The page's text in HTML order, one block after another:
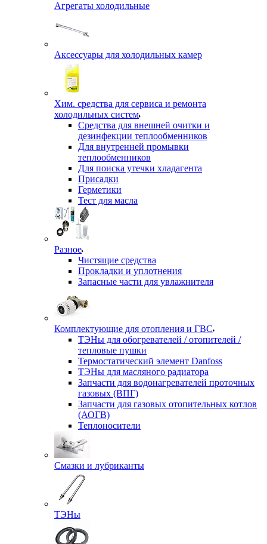
Агрегаты холодильные
Аксессуары для холодильных камер
Хим. средства для сервиса и ремонта
холодильных систем
Средства для внешней очитки и
дезинфекции теплообменников
Для внутренней промывки
теплообменников
Для поиска утечки хладагента
Присадки
Герметики
Тест для масла
Разное
Чистящие средства
Прокладки и уплотнения
Запасные части для увлажнителя
Комплектующие для отопления и ГВС
ТЭНы для обогревателей / отопителей /
тепловые пушки
Термостатический элемент Danfoss
ТЭНы для масляного радиатора
Запчасти для водонагревателей проточных
газовых (ВПГ)
Запчасти для газовых отопительных котлов
(АОГВ)
Теплоносители
Смазки и лубриканты
ТЭНы